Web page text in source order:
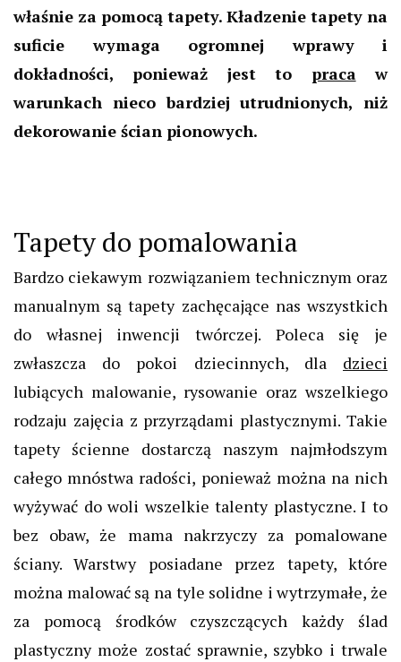
właśnie za pomocą tapety. Kładzenie tapety na
suficie wymaga ogromnej wprawy i
dokładności, ponieważ jest to pracaw
warunkach nieco bardziej utrudnionych, niż
dekorowanie ścian pionowych.
Tapety do pomalowania
Bardzo ciekawym rozwiązaniem technicznym oraz
manualnym są tapety zachęcające nas wszystkich
do własnej inwencji twórczej. Poleca się je
zwłaszcza do pokoi dziecinnych, dla dzieci
lubiących malowanie, rysowanie oraz wszelkiego
rodzaju zajęcia z przyrządami plastycznymi. Takie
tapety ścienne dostarczą naszym najmłodszym
całego mnóstwa radości, ponieważ można na nich
wyżywać do woli wszelkie talenty plastyczne. I to
bez obaw, że mama nakrzyczy za pomalowane
ściany. Warstwy posiadane przez tapety, które
można malować są na tyle solidne i wytrzymałe, że
za pomocą środków czyszczących każdy ślad
plastyczny może zostać sprawnie, szybko i trwale